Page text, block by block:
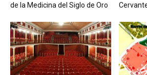
de la Medicina del Siglo de Oro